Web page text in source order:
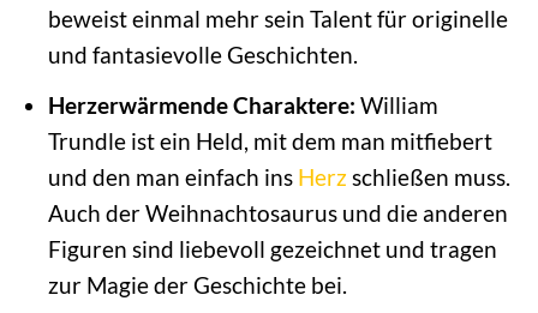
beweist einmal mehr sein Talent für originelle
und fantasievolle Geschichten.
Herzerwärmende Charaktere: William
Trundle ist ein Held, mit dem man mitfiebert
und den man einfach ins Herzschließen muss.
Auch der Weihnachtosaurus und die anderen
Figuren sind liebevoll gezeichnet und tragen
zur Magie der Geschichte bei.